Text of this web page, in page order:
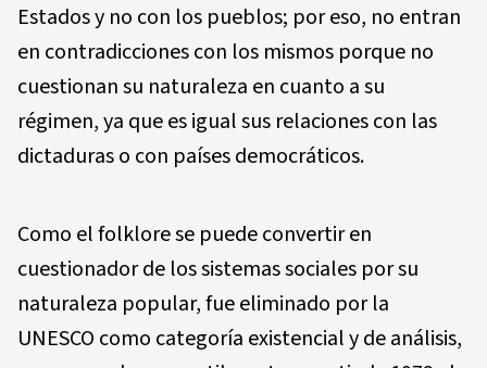
Estados y no con los pueblos; por eso, no entran
en contradicciones con los mismos porque no
cuestionan su naturaleza en cuanto a su
régimen, ya que es igual sus relaciones con las
dictaduras o con países democráticos.
Como el folklore se puede convertir en
cuestionador de los sistemas sociales por su
naturaleza popular, fue eliminado por la
UNESCO como categoría existencial y de análisis,